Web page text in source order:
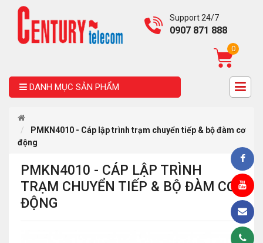
Support 24/7
0907 871 888
0
DANH MỤC SẢN PHẨM
PMKN4010 - Cáp lập trình trạm chuyển tiếp & bộ đàm cơ
động
PMKN4010 - CÁP LẬP TRÌNH
TRẠM CHUYỂN TIẾP & BỘ ĐÀM CƠ
ĐỘNG